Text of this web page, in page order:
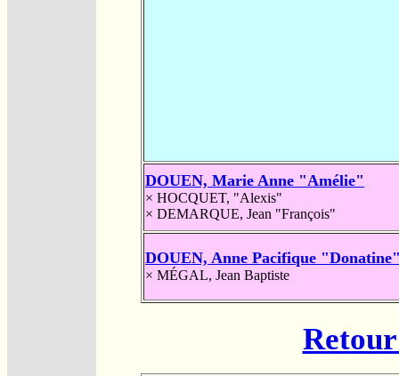
DOUEN, Marie Anne "Amélie"
× HOCQUET, "Alexis"
× DEMARQUE, Jean "François"
DOUEN, Anne Pacifique
× MÉGAL, Jean Baptiste